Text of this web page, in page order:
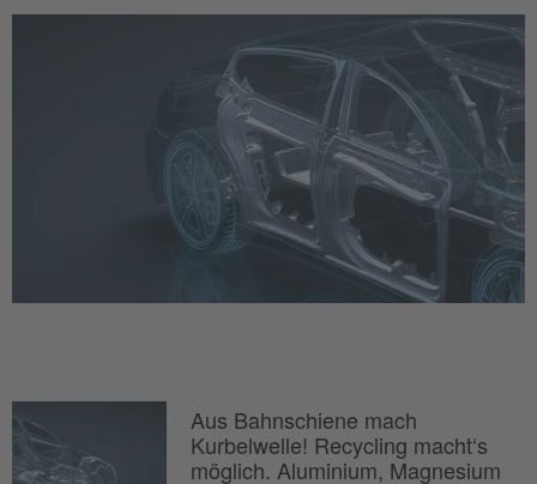
Aus Bahnschiene mach
Kurbelwelle! Recycling macht‘s
möglich. Aluminium, Magnesium